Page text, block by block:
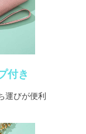
付き
運びが便利